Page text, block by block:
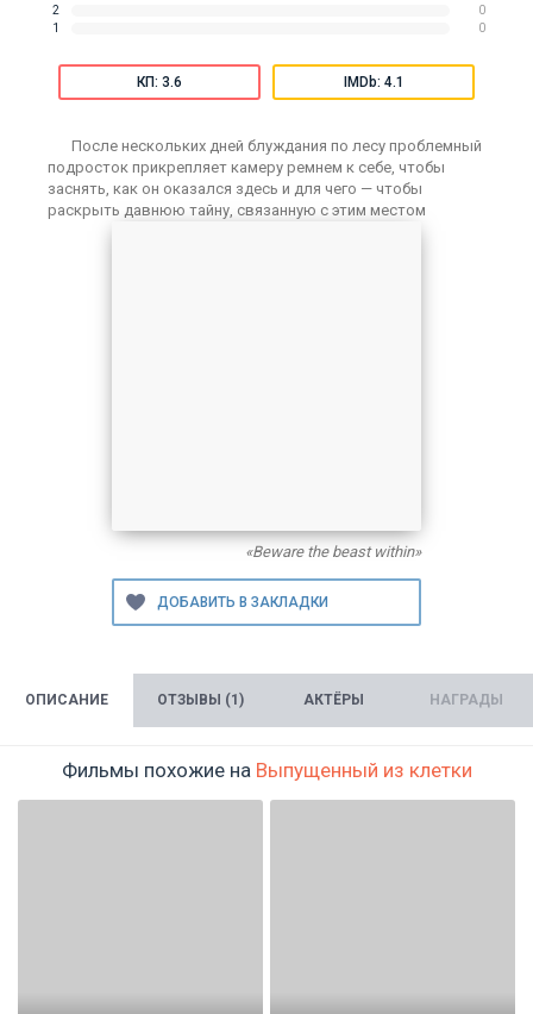
2
0
1
0
КП: 3.6 IMDb: 4.1
После нескольких дней блуждания по лесу проблемный
подросток прикрепляет камеру ремнем к себе, чтобы
заснять, как он оказался здесь и для чего — чтобы
раскрыть давнюю тайну, связанную с этим местом
«Beware the beast within»
ОПИСАНИЕ ОТЗЫВЫ (1) АКТЁРЫ НАГРАДЫ
Фильмы похожие на Выпущенный из клетки